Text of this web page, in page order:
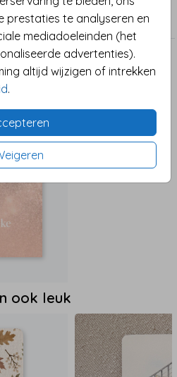
prestaties te analyseren en
mediadoeleinden (het
advertenties).
altijd wijzigen of intrekken
.
ook leuk